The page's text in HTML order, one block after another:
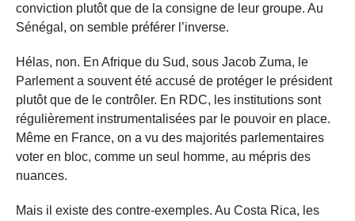
conviction plutôt que de la consigne de leur groupe. Au
Sénégal, on semble préférer l’inverse.
Hélas, non. En Afrique du Sud, sous Jacob Zuma, le
Parlement a souvent été accusé de protéger le président
plutôt que de le contrôler. En RDC, les institutions sont
régulièrement instrumentalisées par le pouvoir en place.
Même en France, on a vu des majorités parlementaires
voter en bloc, comme un seul homme, au mépris des
nuances.
Mais il existe des contre-exemples. Au Costa Rica, les